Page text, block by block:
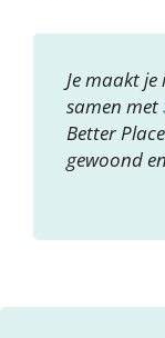
Je maakt
samen met
Better
gewoond